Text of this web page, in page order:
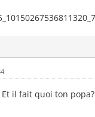
il fait quoi ton popa?